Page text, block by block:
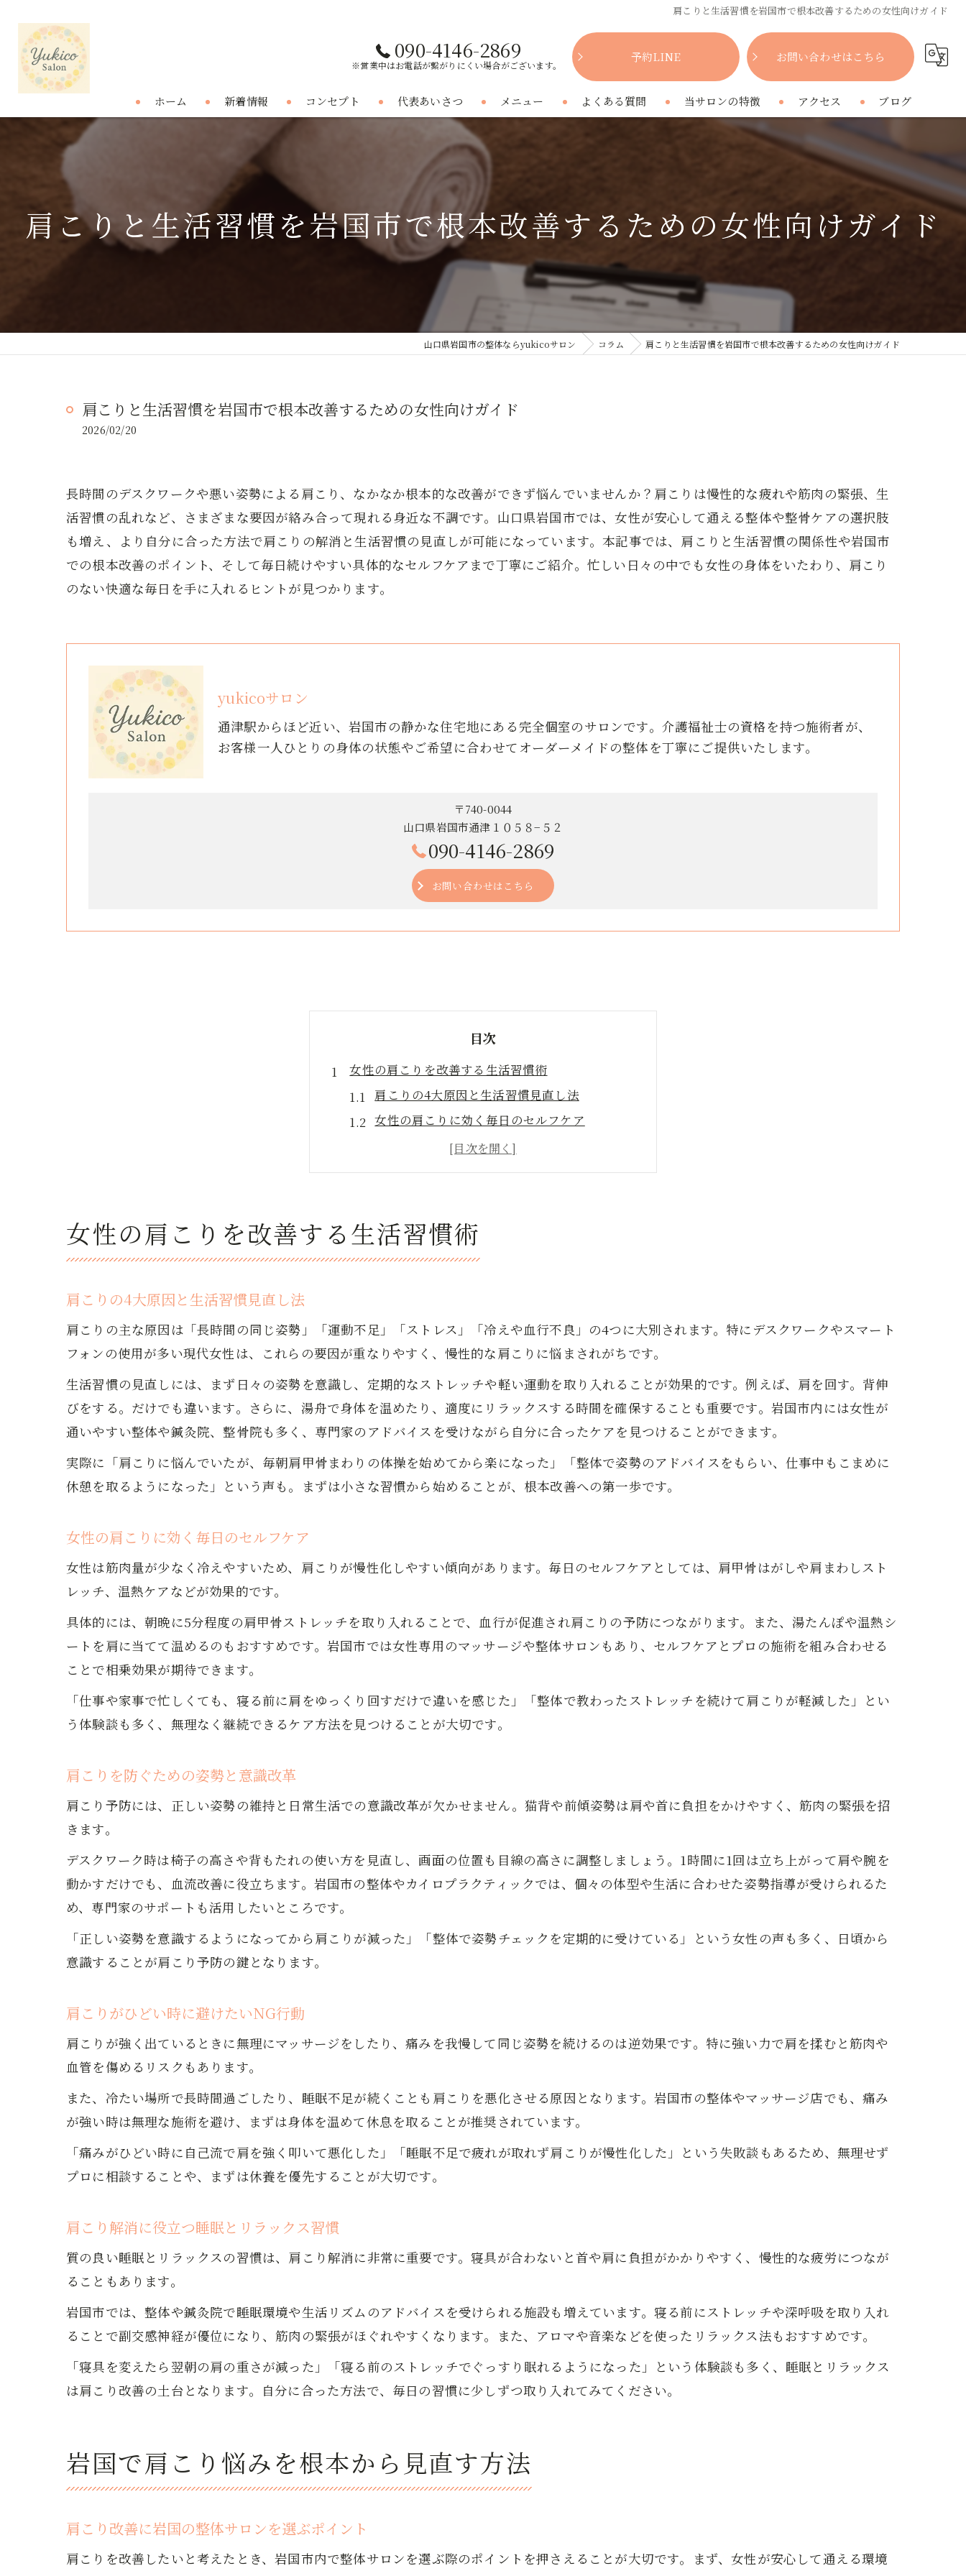
肩こりと生活習慣を岩国市で根本改善するための女性向けガイド
090-4146-2869
※営業中はお電話が繋がりにくい場合がございます。
予約LINE お問い合わせはこちら
ホーム 新着情報 コンセプト 代表あいさつ メニュー よくある質問 当サロンの特徴
腰痛
プライベートサロン
アクセス ブログ
コラム
肩こりと生活習慣を岩国市で根本改善するための女性向けガイド
山口県岩国市の整体ならyukicoサロン コラム 肩こりと生活習慣を岩国市で根本改善するための女性向けガイド
肩こりと生活習慣を岩国市で根本改善するための女性向けガイド
2026/02/20
長時間のデスクワークや悪い姿勢による肩こり、なかなか根本的な改善ができず悩んでいませんか？肩こりは慢性的な疲れや筋肉の緊張、生
活習慣の乱れなど、さまざまな要因が絡み合って現れる身近な不調です。山口県岩国市では、女性が安心して通える整体や整骨ケアの選択肢
も増え、より自分に合った方法で肩こりの解消と生活習慣の見直しが可能になっています。本記事では、肩こりと生活習慣の関係性や岩国市
での根本改善のポイント、そして毎日続けやすい具体的なセルフケアまで丁寧にご紹介。忙しい日々の中でも女性の身体をいたわり、肩こり
のない快適な毎日を手に入れるヒントが見つかります。
yukicoサロン
通津駅からほど近い、岩国市の静かな住宅地にある完全個室のサロンです。介護福祉士の資格を持つ施術者が、
お客様一人ひとりの身体の状態やご希望に合わせてオーダーメイドの整体を丁寧にご提供いたします。
〒740-0044
山口県岩国市通津１０５８−５２
090-4146-2869
お問い合わせはこちら
目次
女性の肩こりを改善する生活習慣術
肩こりの4大原因と生活習慣見直し法
女性の肩こりに効く毎日のセルフケア
肩こりを防ぐための姿勢と意識改革
肩こりがひどい時に避けたいNG行動
岩国で肩こり悩みを根本から見直す方法
肩こり改善に岩国の整体サロンを選ぶポイント
肩こりの根本改善に役立つ整骨院活用法
鍼灸院で肩こりを和らげる最新ケア事情
慢性肩こりを招く悪い習慣の見分け方
肩こり改善に食事と睡眠が重要な理由
肩こりを悪化させる要因と対処のコツ
肩こり改善で注目の女性施術者在籍サロン
岩国で評判の筋膜リリース体験の魅力
カイロプラクティックによる肩こり対策
肩こりに効くストレッチと正しい実践法
デスクワーク女性のための肩こり予防法
肩こり対策のための姿勢改善トレーニング
肩こり対策に効果的な生活リズムの作り方
肩こりを引き起こすNG行動を避ける方法
女性の肩こりを改善する生活習慣術
肩こりの4大原因と生活習慣見直し法
肩こりの主な原因は「長時間の同じ姿勢」「運動不足」「ストレス」「冷えや血行不良」の4つに大別されます。特にデスクワークやスマート
フォンの使用が多い現代女性は、これらの要因が重なりやすく、慢性的な肩こりに悩まされがちです。
生活習慣の見直しには、まず日々の姿勢を意識し、定期的なストレッチや軽い運動を取り入れることが効果的です。例えば、肩を回す。背伸
びをする。だけでも違います。さらに、湯舟で身体を温めたり、適度にリラックスする時間を確保することも重要です。岩国市内には女性が
通いやすい整体や鍼灸院、整骨院も多く、専門家のアドバイスを受けながら自分に合ったケアを見つけることができます。
実際に「肩こりに悩んでいたが、毎朝肩甲骨まわりの体操を始めてから楽になった」「整体で姿勢のアドバイスをもらい、仕事中もこまめに
休憩を取るようになった」という声も。まずは小さな習慣から始めることが、根本改善への第一歩です。
女性の肩こりに効く毎日のセルフケア
女性は筋肉量が少なく冷えやすいため、肩こりが慢性化しやすい傾向があります。毎日のセルフケアとしては、肩甲骨はがしや肩まわしスト
レッチ、温熱ケアなどが効果的です。
具体的には、朝晩に5分程度の肩甲骨ストレッチを取り入れることで、血行が促進され肩こりの予防につながります。また、湯たんぽや温熱シ
ートを肩に当てて温めるのもおすすめです。岩国市では女性専用のマッサージや整体サロンもあり、セルフケアとプロの施術を組み合わせる
ことで相乗効果が期待できます。
「仕事や家事で忙しくても、寝る前に肩をゆっくり回すだけで違いを感じた」「整体で教わったストレッチを続けて肩こりが軽減した」とい
う体験談も多く、無理なく継続できるケア方法を見つけることが大切です。
肩こりを防ぐための姿勢と意識改革
肩こり予防には、正しい姿勢の維持と日常生活での意識改革が欠かせません。猫背や前傾姿勢は肩や首に負担をかけやすく、筋肉の緊張を招
きます。
デスクワーク時は椅子の高さや背もたれの使い方を見直し、画面の位置も目線の高さに調整しましょう。1時間に1回は立ち上がって肩や腕を
動かすだけでも、血流改善に役立ちます。岩国市の整体やカイロプラクティックでは、個々の体型や生活に合わせた姿勢指導が受けられるた
め、専門家のサポートも活用したいところです。
「正しい姿勢を意識するようになってから肩こりが減った」「整体で姿勢チェックを定期的に受けている」という女性の声も多く、日頃から
意識することが肩こり予防の鍵となります。
肩こりがひどい時に避けたいNG行動
肩こりが強く出ているときに無理にマッサージをしたり、痛みを我慢して同じ姿勢を続けるのは逆効果です。特に強い力で肩を揉むと筋肉や
血管を傷めるリスクもあります。
また、冷たい場所で長時間過ごしたり、睡眠不足が続くことも肩こりを悪化させる原因となります。岩国市の整体やマッサージ店でも、痛み
が強い時は無理な施術を避け、まずは身体を温めて休息を取ることが推奨されています。
「痛みがひどい時に自己流で肩を強く叩いて悪化した」「睡眠不足で疲れが取れず肩こりが慢性化した」という失敗談もあるため、無理せず
プロに相談することや、まずは休養を優先することが大切です。
肩こり解消に役立つ睡眠とリラックス習慣
質の良い睡眠とリラックスの習慣は、肩こり解消に非常に重要です。寝具が合わないと首や肩に負担がかかりやすく、慢性的な疲労につなが
ることもあります。
岩国市では、整体や鍼灸院で睡眠環境や生活リズムのアドバイスを受けられる施設も増えています。寝る前にストレッチや深呼吸を取り入れ
ることで副交感神経が優位になり、筋肉の緊張がほぐれやすくなります。また、アロマや音楽などを使ったリラックス法もおすすめです。
「寝具を変えたら翌朝の肩の重さが減った」「寝る前のストレッチでぐっすり眠れるようになった」という体験談も多く、睡眠とリラックス
は肩こり改善の土台となります。自分に合った方法で、毎日の習慣に少しずつ取り入れてみてください。
岩国で肩こり悩みを根本から見直す方法
肩こり改善に岩国の整体サロンを選ぶポイント
肩こりを改善したいと考えたとき、岩国市内で整体サロンを選ぶ際のポイントを押さえることが大切です。まず、女性が安心して通える環境
お問い合わせはこちら
お問い合わせはこちら